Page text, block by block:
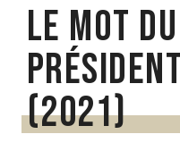
Le mot du
président
(2021)